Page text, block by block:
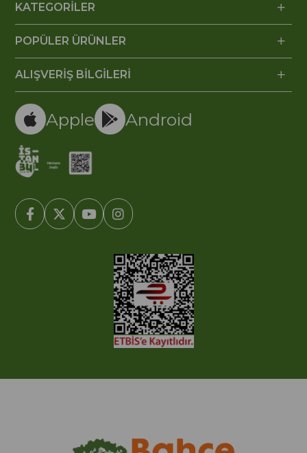
KATEGORİLER
POPÜLER ÜRÜNLER
ALIŞVERİŞ BİLGİLERİ
Apple Android